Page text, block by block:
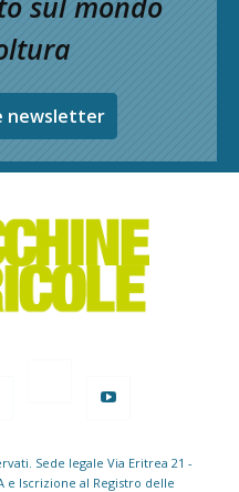
newsletter
Sede legale Via Eritrea 21 -
e Iscrizione al Registro delle